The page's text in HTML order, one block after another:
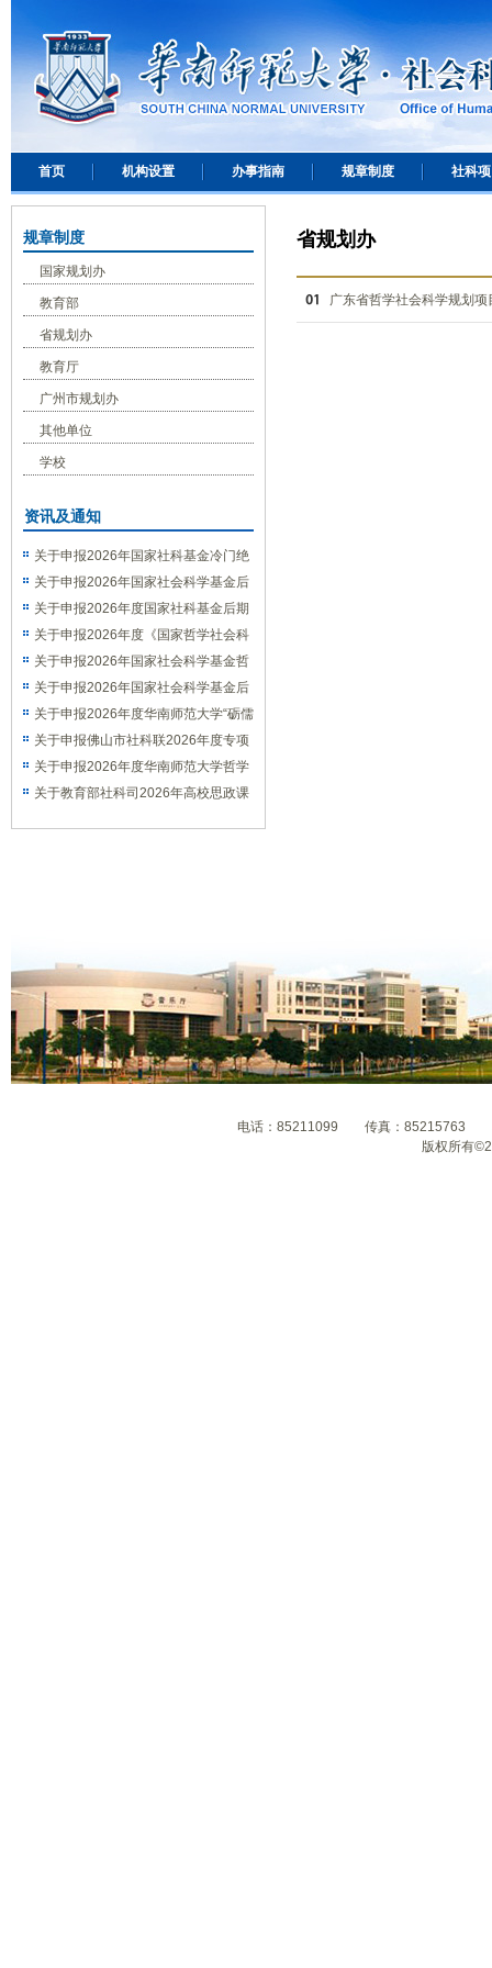
首页 机构设置 办事指南 规章制度 社科
省规划办
广东省哲学社会科学规划项
规章制度
国家规划办
教育部
省规划办
教育厅
广州市规划办
其他单位
学校
资讯及通知
关于申报2026年国家社科基金冷门绝
学研究专项的通知
关于申报2026年国家社会科学基金后
期资助（教育学）项目的通知
关于申报2026年度国家社科基金后期
资助（艺术学）项目的通知
关于申报2026年度《国家哲学社会科
学成果文库》的通知
关于申报2026年国家社会科学基金哲
学社会科学学术通俗读物项目的通知
关于申报2026年国家社会科学基金后
期资助暨优秀博士学位论文出版、优秀
学术著作再版项目的通知
关于申报2026年度华南师范大学“砺儒
新社科”交叉学科论坛选题的通知
关于申报佛山市社科联2026年度专项
课题的通知
关于申报2026年度华南师范大学哲学
社会科学优秀学术著作出版资助项目的
关于教育部社科司2026年高校思政课
电话：85211099 传真：85215763 地
版权所有